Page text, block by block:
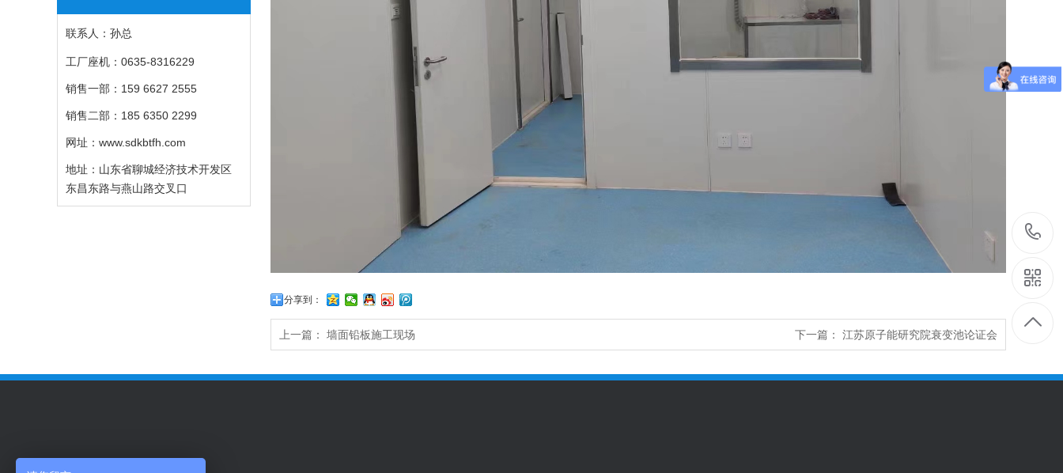
联系人：孙总
工厂座机：0635-8316229
销售一部：159 6627 2555
销售二部：185 6350 2299
网址：www.sdkbtfh.com
地址：山东省聊城经济技术开发区
东昌东路与燕山路交叉口
分享到：
上一篇： 墙面铅板施工现场 下一篇： 江苏原子能研究院衰变池论证会